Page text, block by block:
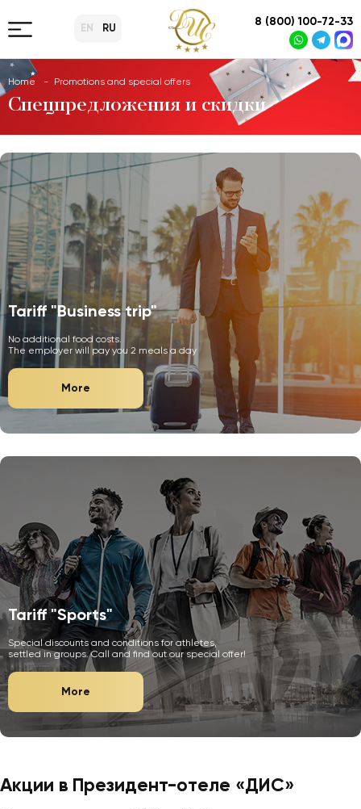
8 (800) 100-72-33
EN RU
Home Promotions and special offers
Спецпредложения и скидки
Tariff "Business trip"
No additional food costs.
The employer will pay you 2 meals a day
More
Tariff "Sports"
Special discounts and conditions for athletes,
settled in groups. Call and find out our special offer!
More
Акции в Президент-отеле «ДИС»